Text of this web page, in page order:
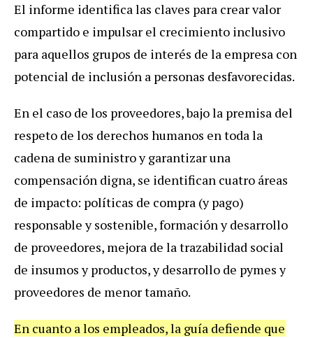
El informe identifica las claves para crear valor
compartido e impulsar el crecimiento inclusivo
para aquellos grupos de interés de la empresa con
potencial de inclusión a personas desfavorecidas.
En el caso de los proveedores, bajo la premisa del
respeto de los derechos humanos en toda la
cadena de suministro y garantizar una
compensación digna, se identifican cuatro áreas
de impacto: políticas de compra (y pago)
responsable y sostenible, formación y desarrollo
de proveedores, mejora de la trazabilidad social
de insumos y productos, y desarrollo de pymes y
proveedores de menor tamaño.
En cuanto a los empleados, la guía defiende que